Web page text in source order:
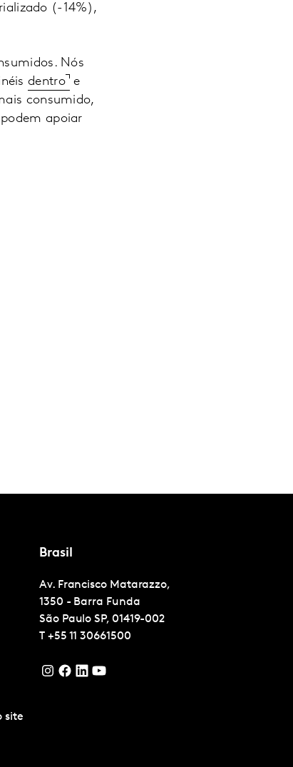
(-14%),
Nós
dentro e
consumido,
apoiar
site
Brasil
Av. Francisco Matarazzo,
1350 - Barra Funda
São Paulo SP, 01419-002
T +55 11 30661500